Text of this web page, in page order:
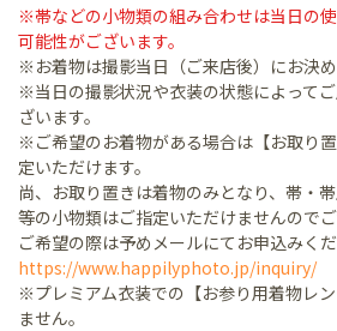
※帯などの小物類の組み合わせは当日の
可能性がございます。
※お着物は撮影当日（ご来店後）にお決め
※当日の撮影状況や衣装の状態によって
ざいます。
※ご希望のお着物がある場合は【お取り
定いただけます。
尚、お取り置きは着物のみとなり、帯・
等の小物類はご指定いただけませんのでご
ご希望の際は予めメールにてお申込みくだ
https://www.happilyphoto.jp/inquiry/
※プレミアム衣装での【お参り用着物レ
ません。